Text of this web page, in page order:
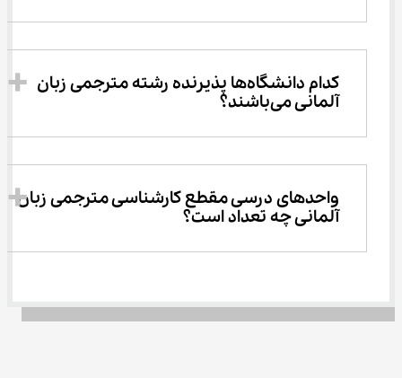
کدام دانشگاه‌ها پذیرنده رشته مترجمی زبان
آلمانی می‌باشند؟
واحدهای درسی مقطع کارشناسی مترجمی زبان
آلمانی چه تعداد است؟